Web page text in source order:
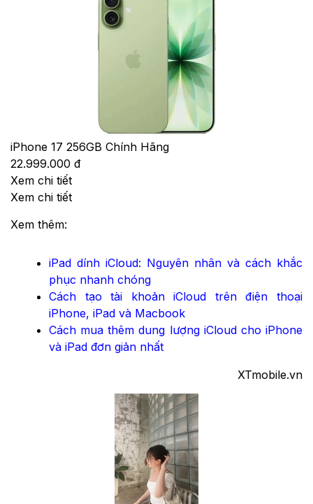
iPhone 17 256GB Chính Hãng
22.999.000 đ
Xem chi tiết
Xem chi tiết
Xem thêm:
iPad dính iCloud: Nguyên nhân và cách khắc
phục nhanh chóng
Cách tạo tài khoản iCloud trên điện thoại
iPhone, iPad và Macbook
Cách mua thêm dung lượng iCloud cho iPhone
và iPad đơn giản nhất
XTmobile.vn